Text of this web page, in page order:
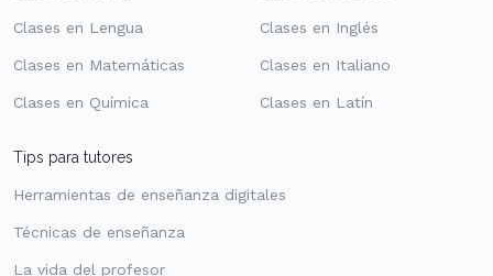
Clases en Lengua
Clases en Matemáticas
Clases en Química
Clases en Inglés
Clases en Italiano
Clases en Latín
Tips para tutores
Herramientas de enseñanza digitales
Técnicas de enseñanza
La vida del profesor